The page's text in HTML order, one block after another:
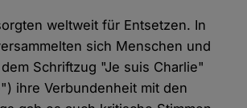
weltweit für Entsetzen. In
sich Menschen und
Schriftzug "Je suis Charlie"
ihre Verbundenheit mit den